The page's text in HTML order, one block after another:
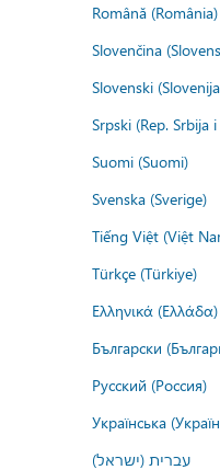
Română (România)
Slovenčina
Slovenski
Srpski (Rep. Srbija
Suomi (Suomi)
Svenska (Sverige)
Tiếng Việt (Việt
Türkçe (Türkiye)
Ελληνικά (Ελλάδα)
Български
Русский (Россия)
Українська
עברית (ישראל)